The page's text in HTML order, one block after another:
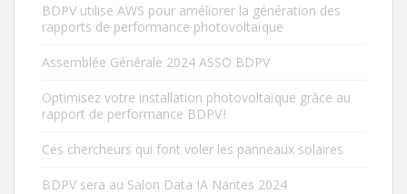
BDPV utilise AWS pour améliorer la génération des
rapports de performance photovoltaïque
Assemblée Générale 2024 ASSO BDPV
Optimisez votre installation photovoltaïque grâce au
rapport de performance BDPV !
Ces chercheurs qui font voler les panneaux solaires
BDPV sera au Salon Data IA Nantes 2024